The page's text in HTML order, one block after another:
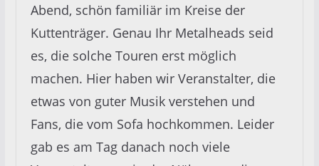
Abend, schön familiär im Kreise der
Kuttenträger. Genau Ihr Metalheads seid
es, die solche Touren erst möglich
machen. Hier haben wir Veranstalter, die
etwas von guter Musik verstehen und
Fans, die vom Sofa hochkommen. Leider
gab es am Tag danach noch viele